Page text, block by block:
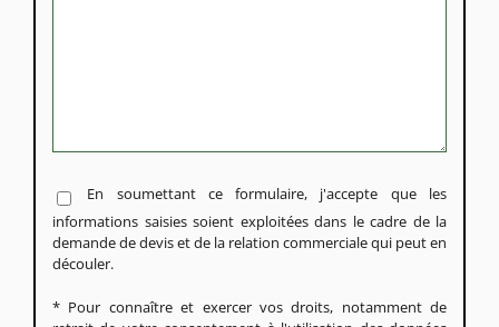
En soumettant ce formulaire, j'accepte que les
informations saisies soient exploitées dans le cadre de la
demande de devis et de la relation commerciale qui peut en
découler.
* Pour connaître et exercer vos droits, notamment de